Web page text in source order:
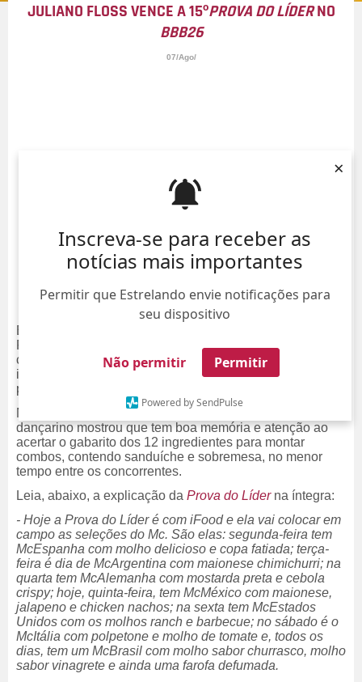
Inscreva-se para receber as
notícias mais importantes
Permitir que Estrelando envie notificações para
seu dispositivo
Não permitir Permitir
Powered by SendPulse
×
JULIANO FLOSS VENCE A 15ºPROVA DO LÍDERNO
BBB26
07/Ago/
Está no
Floss se tornou o
BBB26pela segunda vez
consecutiva. Diante disso, o competidor está novamente
imune ao
15º Paredão
da edição e deverá indicar um
participante direto à berlinda.
No desafio lançado aos
brothers
dançarino mostrou que tem boa memória e atenção ao
acertar o gabarito dos 12 ingredientes para montar
combos, contendo sanduíche e sobremesa, no menor
tempo entre os concorrentes.
Leia, abaixo, a explicação da Prova do Líderna íntegra:
- Hoje a Prova do Líder é com iFood e ela vai colocar em
campo as seleções do Mc. São elas: segunda-feira tem
McEspanha com molho delicioso e copa fatiada; terça-
feira é dia de McArgentina com maionese chimichurri; na
quarta tem McAlemanha com mostarda preta e cebola
crispy; hoje, quinta-feira, tem McMéxico com maionese,
jalapeno e chicken nachos; na sexta tem McEstados
Unidos com os molhos ranch e barbecue; no sábado é o
McItália com polpetone e molho de tomate e, todos os
dias, tem um McBrasil com molho sabor churrasco, molho
sabor vinagrete e ainda uma farofa defumada.